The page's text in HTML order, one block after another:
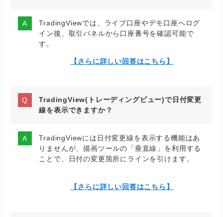
TradingViewでは、ライブ口座やデモ口座へログ
イン後、取引パネルから口座番号を確認可能で
す。
【さらに詳しい回答はこちら】
TradingView(トレーディングビュー)で日付変更
線を表示できますか？
TradingViewには日付変更線を表示する機能はあ
りませんが、描画ツールの「垂直線」を利用する
ことで、日付の変更箇所にラインを引けます。
【さらに詳しい回答はこちら】